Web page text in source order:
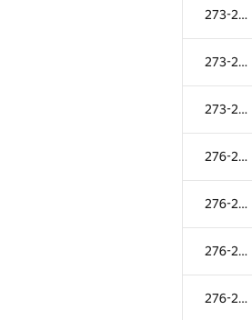
273-275
273-275
273-275
276-280
276-280
276-280
276-280